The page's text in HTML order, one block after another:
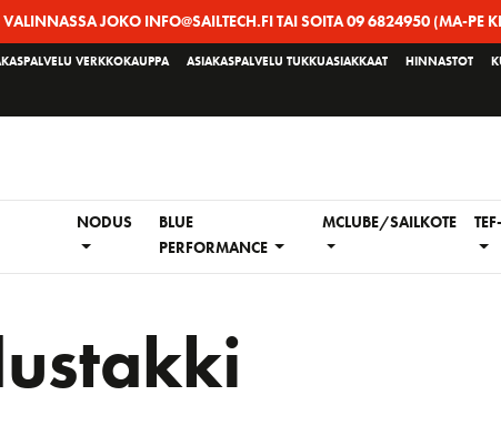
VALINNASSA JOKO INFO@SAILTECH.FI TAI SOITA 09 6824950 (MA-
VERKKOKAUPPA ASIAKASPALVELU TUKKUASIAKKAAT HINNASTOT
NODUS
BLUE
PERFORMANCE
MCLUBE/SAILKOTE